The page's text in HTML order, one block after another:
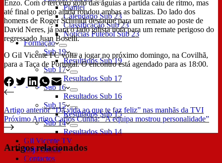
Plantel
Calendário Sub 23
Classificação Sub 23
Notícias Futebol Sub 23
Formação
Sub 19
Resultados Sub 19
Sub 17
Resultados Sub 17
Sub 16
Resultados Sub 16
Sub 15
Resultados Sub 15
Sub 14
Resultados Sub 14
Gil Vicente TV
Loja Online
Contactos
Enzo. Com o terceiro golo das águias a partida caiu de ritmo, mas
até final o perigo ainda rondou ambas as balizas. Do lado dos
homens de Roger Schmidt destaque para um remate ao poste de
David Neres, já para o lado gilista nota para um remate perigoso do
regressado Juan Boselli.
O Gil Vicente FC volta a jogar no próximo domingo, na Covilhã,
para a Taça de Portugal. O encontro está agendado para as 18:00.
Artigo anterior“Dá vida ao que te faz feliz” nas manhãs da TVI
Próximo Artigo Carlos Cunha: “A equipa mostrou personalidade”
Artigos relacionados